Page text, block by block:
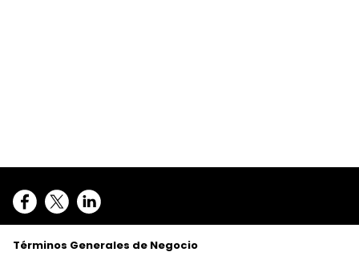
Términos Generales de Negocio